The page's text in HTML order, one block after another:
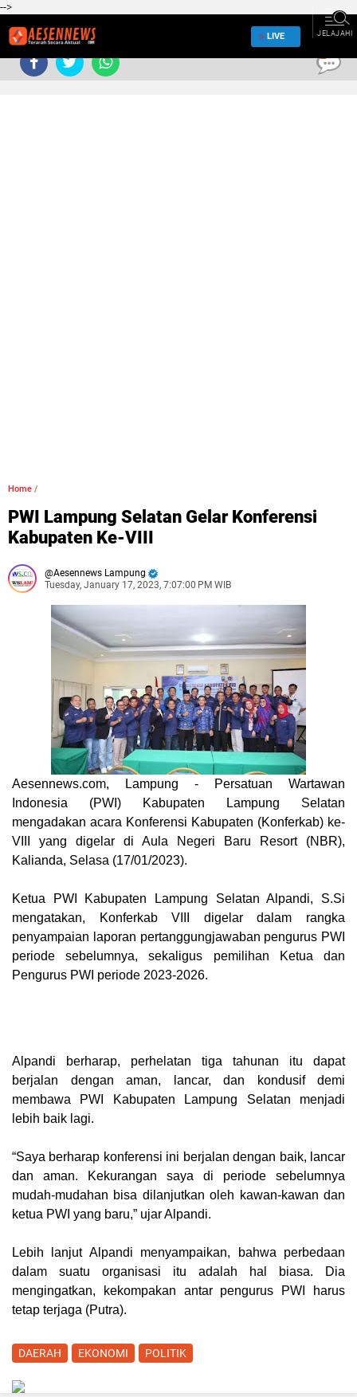
-->
LIVE JELAJAHI
Home /
PWI Lampung Selatan Gelar Konferensi
Kabupaten Ke-VIII
Aesennews Lampung
Tuesday, January 17, 2023, 7:07:00 PM WIB
Aesennews.com, Lampung - Persatuan Wartawan
Indonesia (PWI) Kabupaten Lampung Selatan
mengadakan acara Konferensi Kabupaten (Konferkab) ke-
VIII yang digelar di Aula Negeri Baru Resort (NBR),
Kalianda, Selasa (17/01/2023).
Ketua PWI Kabupaten Lampung Selatan Alpandi, S.Si
mengatakan, Konferkab VIII digelar dalam rangka
penyampaian laporan pertanggungjawaban pengurus PWI
periode sebelumnya, sekaligus pemilihan Ketua dan
Pengurus PWI periode 2023-2026.
Alpandi berharap, perhelatan tiga tahunan itu dapat
berjalan dengan aman, lancar, dan kondusif demi
membawa PWI Kabupaten Lampung Selatan menjadi
lebih baik lagi.
“Saya berharap konferensi ini berjalan dengan baik, lancar
dan aman. Kekurangan saya di periode sebelumnya
mudah-mudahan bisa dilanjutkan oleh kawan-kawan dan
ketua PWI yang baru,” ujar Alpandi.
Lebih lanjut Alpandi menyampaikan, bahwa perbedaan
dalam suatu organisasi itu adalah hal biasa. Dia
mengingatkan, kekompakan antar pengurus PWI harus
tetap terjaga (Putra).
DAERAH EKONOMI POLITIK